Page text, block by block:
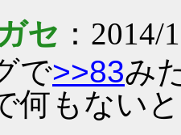
セ ：
で>>83み
何もない